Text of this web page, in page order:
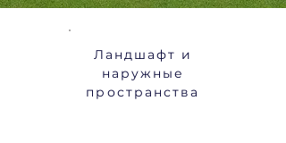
Ландшафт и
наружные
пространства